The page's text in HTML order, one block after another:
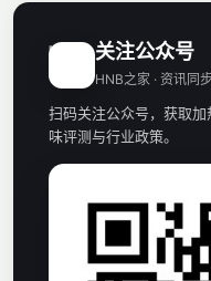
H 关注公众号
HNB之家 · 资讯同
扫码关注公众号，获取
味评测与行业政策。